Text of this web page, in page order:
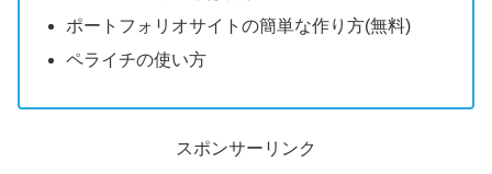
ポートフォリオサイトの簡単な作り方(無料)
ペライチの使い方
スポンサーリンク